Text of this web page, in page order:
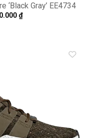
‘Black Gray’ EE4734
₫